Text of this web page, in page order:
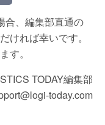
合、編集部直通の
ければ幸いです。
す。
TODAY編集部
today.com